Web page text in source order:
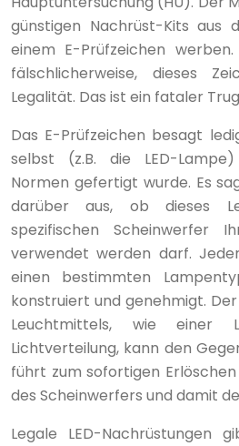
günstigen Nachrüst-Kits aus
einem E-Prüfzeichen
fälschlicherweise, dieses
Legalität. Das ist ein fataler
Das E-Prüfzeichen besagt
selbst (z.B. die LED-
Normen gefertigt wurde. Es
darüber aus, ob dieses
spezifischen Scheinwerfer
verwendet werden darf.
einen bestimmten
konstruiert und genehmigt.
Leuchtmittels, wie einer
Lichtverteilung, kann den
führt zum sofortigen
des Scheinwerfers und damit
Legale LED-Nachrüstungen